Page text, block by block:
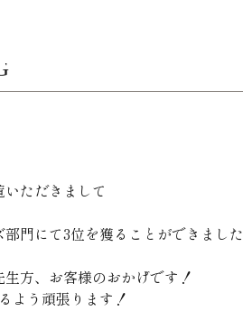
ただきまして
門にて3位を獲ることができました
方、お客様のおかげです！
よう頑張ります！